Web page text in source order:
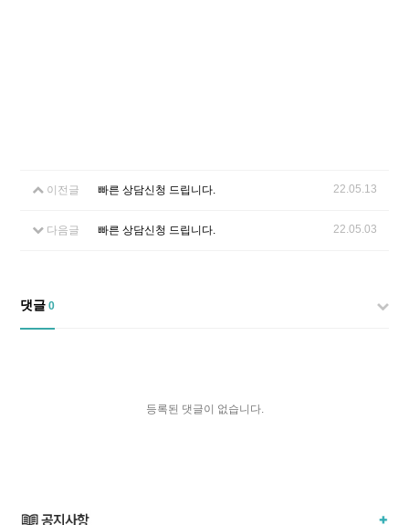
이전글 빠른 상담신청 드립니다. 22.05.13
다음글 빠른 상담신청 드립니다. 22.05.03
댓글 0
등록된 댓글이 없습니다.